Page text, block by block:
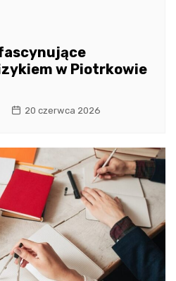
w Piotrkowie
20 czerwca 2026